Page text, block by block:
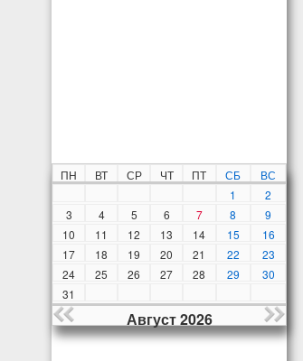
ПН ВТ СР ЧТ ПТ СБ
ВС
1
2
3
4 5 6 7 8
9
10
11 12 13 14 15
16
17
18 19 20 21 22
23
24
25 26 27 28 29
30
31
Август 2026